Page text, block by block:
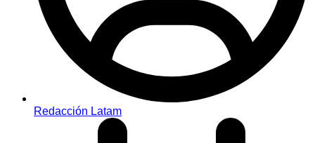
Redacción Latam